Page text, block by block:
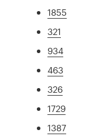
1855
321
934
463
326
1729
1387